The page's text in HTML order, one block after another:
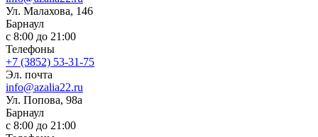
Ул. Малахова, 146
Барнаул
с 8:00 до 21:00
Телефоны
+7 (3852) 53-31-75
Эл. почта
info@azalia22.ru
Ул. Попова, 98а
Барнаул
с 8:00 до 21:00